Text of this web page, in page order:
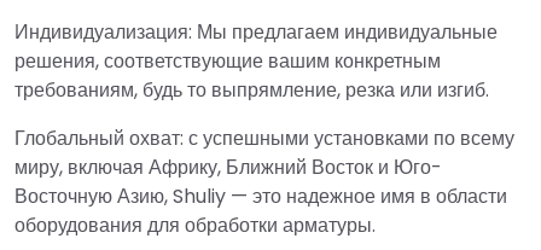
Индивидуализация: Мы предлагаем индивидуальные
решения, соответствующие вашим конкретным
требованиям, будь то выпрямление, резка или изгиб.
Глобальный охват: с успешными установками по всему
миру, включая Африку, Ближний Восток и Юго-
Восточную Азию, Shuliy — это надежное имя в области
оборудования для обработки арматуры.